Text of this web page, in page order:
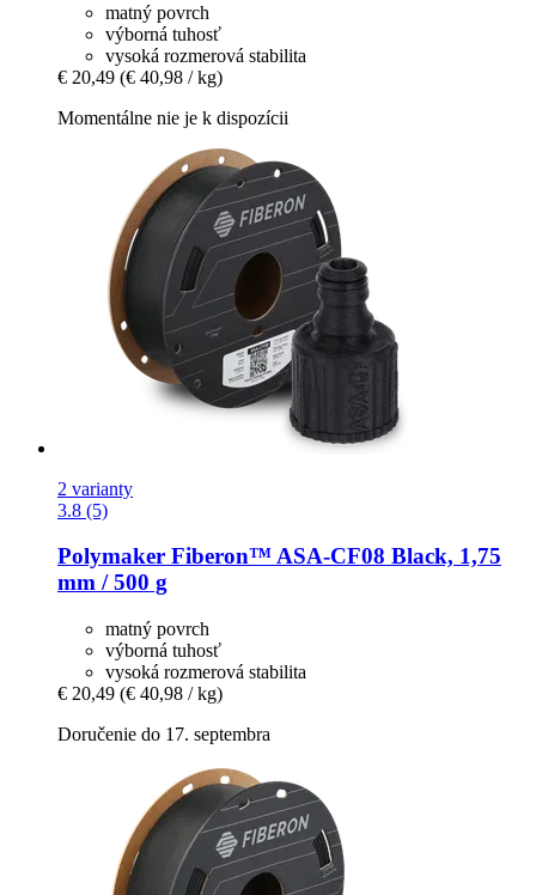
matný povrch
výborná tuhosť
vysoká rozmerová stabilita
€ 20,49 (€ 40,98 / kg)
Momentálne nie je k dispozícii
2 varianty
3.8 (5)
Polymaker Fiberon™ ASA-​CF08 Black, 1,75
mm / 500 g
matný povrch
výborná tuhosť
vysoká rozmerová stabilita
€ 20,49 (€ 40,98 / kg)
Doručenie do 17. septembra